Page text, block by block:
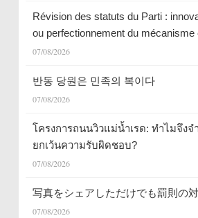
Révision des statuts du Parti :
ou perfectionnement du mécanisme
07/08/2026
반동 당원은 민족의 복이다
07/08/2026
โครงการถนนวิวแม่น้ำเรด: ทำไมจึงจ
ยกเว้นความรับผิดชอบ?
07/08/2026
写真をシェアしただけでも罰則の
07/08/2026